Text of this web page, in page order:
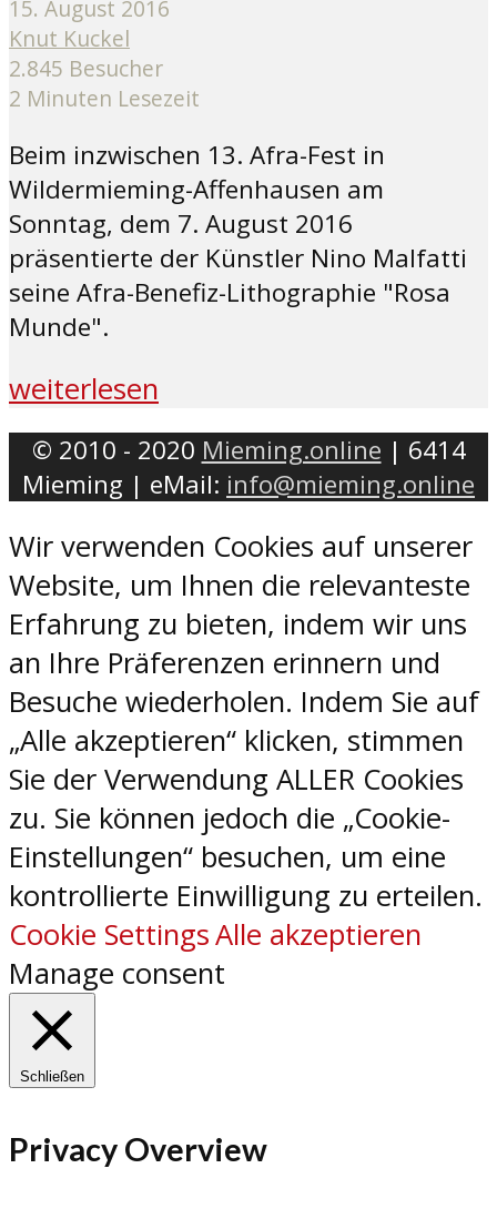
15. August 2016
Knut Kuckel
2.845 Besucher
2 Minuten Lesezeit
Beim inzwischen 13. Afra-Fest in
Wildermieming-Affenhausen am
Sonntag, dem 7. August 2016
präsentierte der Künstler Nino Malfatti
seine Afra-Benefiz-Lithographie "Rosa
Munde".
weiterlesen
© 2010 - 2020 Mieming.online | 6414
Mieming | eMail: info@mieming.online
Wir verwenden Cookies auf unserer
Website, um Ihnen die relevanteste
Erfahrung zu bieten, indem wir uns
an Ihre Präferenzen erinnern und
Besuche wiederholen. Indem Sie auf
„Alle akzeptieren“ klicken, stimmen
Sie der Verwendung ALLER Cookies
zu. Sie können jedoch die „Cookie-
Einstellungen“ besuchen, um eine
kontrollierte Einwilligung zu erteilen.
Cookie SettingsAlle akzeptieren
Manage consent
Schließen
Privacy Overview